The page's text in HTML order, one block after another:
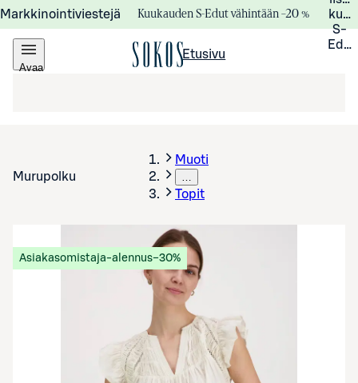
Markkinointiviestejä Kuukauden S-Edut vähintään –20 %
S-
Avaa
Etusivu
Murupolku
Muoti
…
Topit
Avaa tuotekuva suurennettuna
Asiakasomistaja-alennus−30%